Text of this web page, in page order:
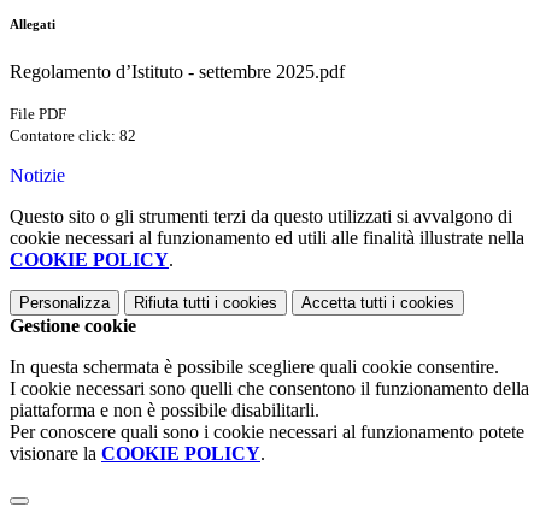
Allegati
Regolamento d’Istituto - settembre 2025.pdf
File PDF
Contatore click: 82
Notizie
Questo sito o gli strumenti terzi da questo utilizzati si avvalgono di
cookie necessari al funzionamento ed utili alle finalità illustrate nella
COOKIE POLICY.
Personalizza Rifiuta tutti i cookies Accetta tutti i cookies
Gestione cookie
In questa schermata è possibile scegliere quali cookie consentire.
I cookie necessari sono quelli che consentono il funzionamento della
piattaforma e non è possibile disabilitarli.
Per conoscere quali sono i cookie necessari al funzionamento potete
visionare la COOKIE POLICY.